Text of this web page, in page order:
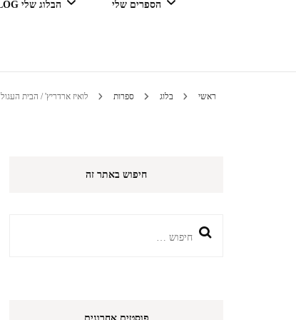
הספרים שלי הבלוג שלי MY BLOG
ראשי בלוג ספרות לואיז ארדריץ' / הבית העגול
חיפוש באתר זה
חיפוש: